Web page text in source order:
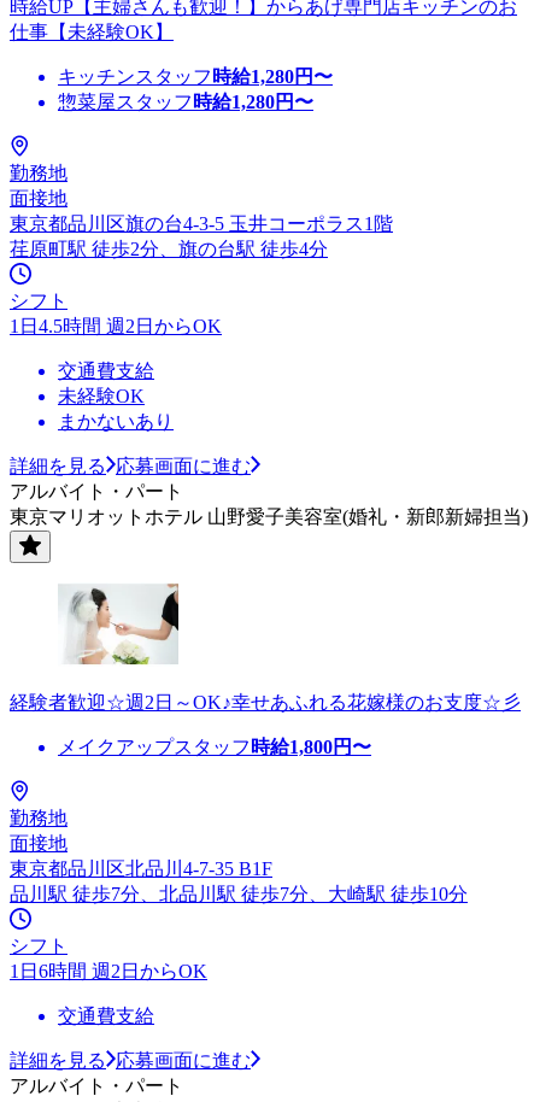
時給UP【主婦さんも歓迎！】からあげ専門店キッチンのお
仕事【未経験OK】
キッチンスタッフ 時給1,280円〜
惣菜屋スタッフ 時給1,280円〜
勤務地
面接地
東京都品川区旗の台4-3-5 玉井コーポラス1階
荏原町駅 徒歩2分、旗の台駅 徒歩4分
シフト
1日4.5時間 週2日からOK
交通費支給
未経験OK
まかないあり
詳細を見る
応募画面に進む
アルバイト・パート
東京マリオットホテル 山野愛子美容室(婚礼・新郎新婦担当)
経験者歓迎☆週2日～OK♪幸せあふれる花嫁様のお支度☆彡
メイクアップスタッフ 時給1,800円〜
勤務地
面接地
東京都品川区北品川4-7-35 B1F
品川駅 徒歩7分、北品川駅 徒歩7分、大崎駅 徒歩10分
シフト
1日6時間 週2日からOK
交通費支給
詳細を見る
応募画面に進む
アルバイト・パート